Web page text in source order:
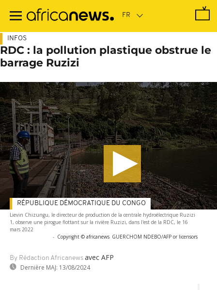
contenu
INFOS
RDC : la pollution plastique obstrue le
barrage Ruzizi
Lievin Chizungu, le directeur de production de la centrale hydroélectrique Ruzizi
1, observe une pirogue flottant sur la rivière Ruzizi, dans l'est de la RDC, le 16
mars 2022
- Copyright © africanews GUERCHOM NDEBO/AFP or licensors
By Rédaction Africanews avec AFP
Dernière MAJ: 13/08/2024
RÉPUBLIQUE DÉMOCRATIQUE DU CONGO